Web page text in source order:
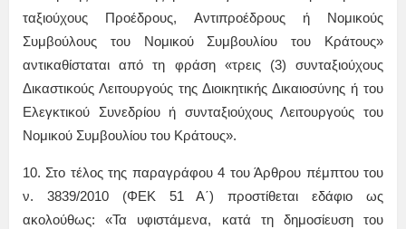
ταξιούχους Προέδρους, Αντιπροέδρους ή Νομικούς
Συμβούλους του Νομικού Συμβουλίου του Κράτους»
αντικαθίσταται από τη φράση «τρεις (3) συνταξιούχους
Δικαστικούς Λειτουργούς της Διοικητικής Δικαιοσύνης ή του
Ελεγκτικού Συνεδρίου ή συνταξιούχους Λειτουργούς του
Νομικού Συμβουλίου του Κράτους».
10. Στο τέλος της παραγράφου 4 του Άρθρου πέμπτου του
ν. 3839/2010 (ΦΕΚ 51 Α΄) προστίθεται εδάφιο ως
ακολούθως: «Τα υφιστάμενα, κατά τη δημοσίευση του